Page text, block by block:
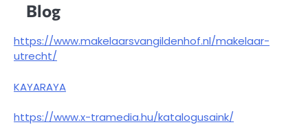
Blog
https://www.makelaarsvangildenhof.nl/makelaar-
utrecht/
KAYARAYA
https://www.x-tramedia.hu/katalogusaink/